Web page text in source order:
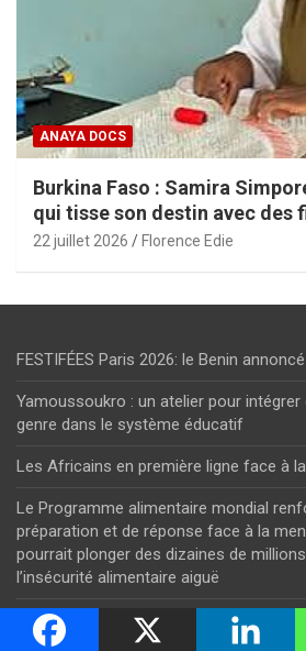
ANAYA DOCS
Burkina Faso : Samira
qui tisse son destin avec des
22 juillet 2026 Florence Edie
FESTIFÉES Paris 2026: le Benin annoncé
Yamoussoukro : un atelier pour intégrer
genre dans le système éducatif
Les Africains en première ligne face à
Le Programme alimentaire mondial
préparation et de réponse face à la
pourrait plonger des dizaines de
l’insécurité alimentaire aiguë
Côte d’Ivoire : un nouvel espace pour
jeunes en entreprises innovantes